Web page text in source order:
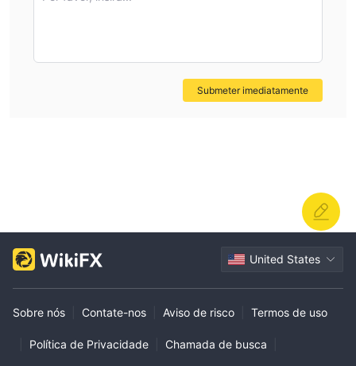
Submeter imediatamente
United States
Sobre nós Contate-nos Aviso de risco Termos de uso
Política de Privacidade Chamada de busca